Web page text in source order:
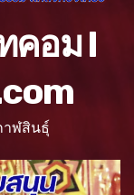
คอม l
าฬสินธุ์